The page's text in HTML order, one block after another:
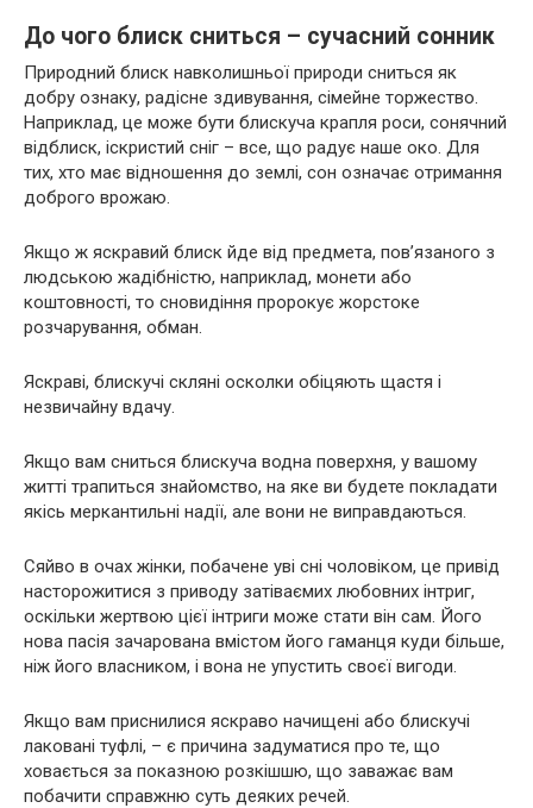
До чого блиск сниться – сучасний сонник
Природний блиск навколишньої природи сниться як
добру ознаку, радісне здивування, сімейне торжество.
Наприклад, це може бути блискуча крапля роси, сонячний
відблиск, іскристий сніг – все, що радує наше око. Для
тих, хто має відношення до землі, сон означає отримання
доброго врожаю.
Якщо ж яскравий блиск йде від предмета, пов’язаного з
людською жадібністю, наприклад, монети або
коштовності, то сновидіння пророкує жорстоке
розчарування, обман.
Яскраві, блискучі скляні осколки обіцяють щастя і
незвичайну вдачу.
Якщо вам сниться блискуча водна поверхня, у вашому
житті трапиться знайомство, на яке ви будете покладати
якісь меркантильні надії, але вони не виправдаються.
Сяйво в очах жінки, побачене уві сні чоловіком, це привід
насторожитися з приводу затіваємих любовних інтриг,
оскільки жертвою цієї інтриги може стати він сам. Його
нова пасія зачарована вмістом його гаманця куди більше,
ніж його власником, і вона не упустить своєї вигоди.
Якщо вам приснилися яскраво начищені або блискучі
лаковані туфлі, – є причина задуматися про те, що
ховається за показною розкішшю, що заважає вам
побачити справжню суть деяких речей.